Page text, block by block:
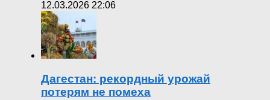
12.03.2026 22:06
Дагестан: рекордный урожай
потерям не помеха